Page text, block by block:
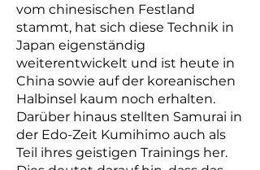
vom chinesischen Festland
stammt, hat sich diese Technik in
Japan eigenständig
weiterentwickelt und ist heute in
China sowie auf der koreanischen
Halbinsel kaum noch erhalten.
Darüber hinaus stellten Samurai in
der Edo-Zeit Kumihimo auch als
Teil ihres geistigen Trainings her.